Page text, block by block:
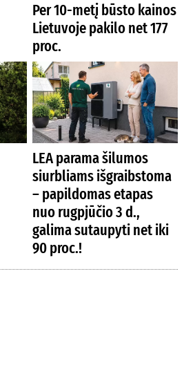
Per 10-metį būsto kainos
Lietuvoje pakilo net 177
proc.
LEA parama šilumos
siurbliams išgraibstoma
– papildomas etapas
nuo rugpjūčio 3 d.,
galima sutaupyti net iki
90 proc.!